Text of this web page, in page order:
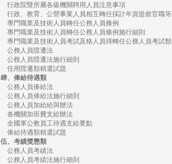
行政院暨所屬各級機關聘用人員注意事項
行政、教育、公營事業人員相互轉任採計年資提敘官職
專門職業及技術人員轉任公務人員條例
專門職業及技術人員轉任公務人員條例施行細則
專門職業及技術人員考試及格人員得轉任公務人員考試
公務人員陞遷法
公務人員陞遷法施行細則
任用陞遷類精選試題
肆、俸給待遇類
公務人員俸給法
公務人員俸給法施行細則
公務人員加給給與辦法
各機關加班費支給辦法
全國軍公教員工待遇支給要點
俸給待遇類精選試題
伍、考績獎懲類
公務人員考績法
公務人員考績法施行細則